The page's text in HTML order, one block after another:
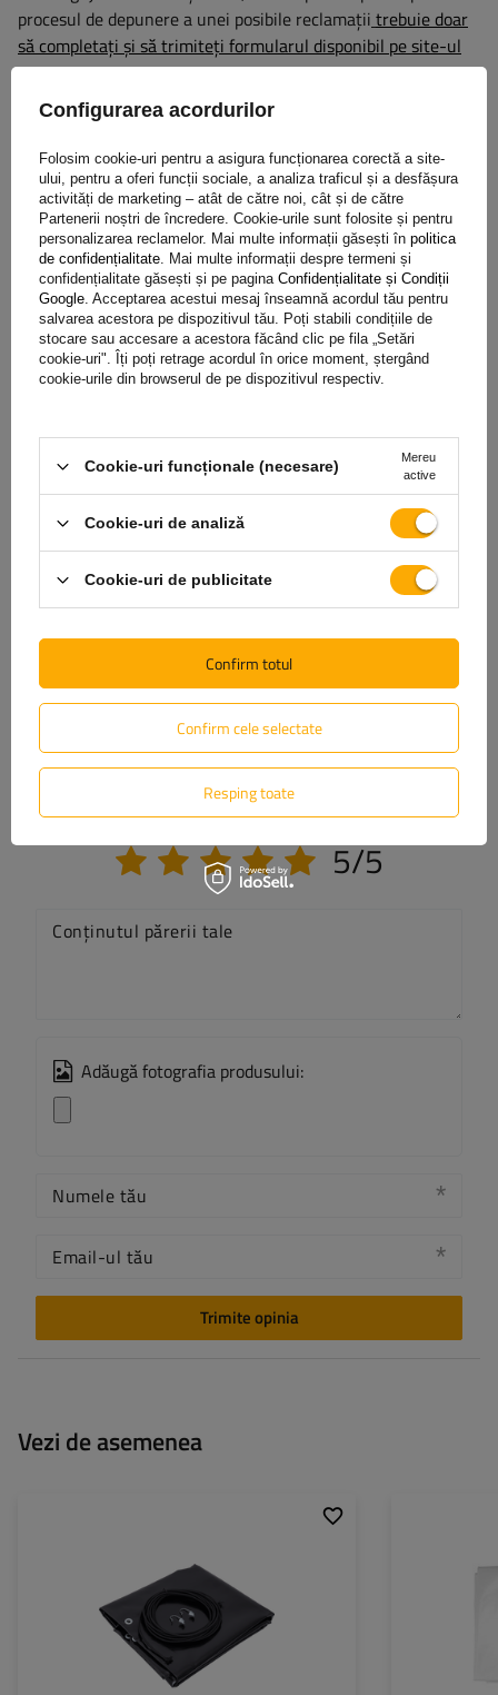
procesul de depunere a unei posibile reclamații trebuie doar
să completați și să trimiteți formularul disponibil pe site-ul
nostru.
Ajutor
Aveți întrebări despre selecția sau utilizarea produselor
noastre? Contactaţi-ne! Specialiștii Unitrailer vor fi bucuroși
să vă ofere orice informații.
+40 31 229 60 52 unitrailer@unitrailer.ro
Specificație
Livrare
Opinie(0)
Scrie-ți părerea
Opinia ta:
5/5
Conținutul părerii tale
Adăugă fotografia produsului:
Numele tău
Email-ul tău
Trimite opinia
Vezi de asemenea
Configurarea acordurilor
Folosim cookie-uri pentru a asigura funcționarea corectă a site-
ului, pentru a oferi funcții sociale, a analiza traficul și a desfășura
activități de marketing – atât de către noi, cât și de către
Partenerii noștri de încredere. Cookie-urile sunt folosite și pentru
personalizarea reclamelor. Mai multe informații găsești în politica
de confidențialitate. Mai multe informații despre termeni și
confidențialitate găsești și pe pagina Confidențialitate și Condiții
Google. Acceptarea acestui mesaj înseamnă acordul tău pentru
salvarea acestora pe dispozitivul tău. Poți stabili condițiile de
stocare sau accesare a acestora făcând clic pe fila „Setări
cookie-uri". Îți poți retrage acordul în orice moment, ștergând
cookie-urile din browserul de pe dispozitivul respectiv.
Cookie-uri funcționale (necesare)
Mereu
active
Cookie-uri de analiză
Cookie-uri de publicitate
Confirm cele selectate
Resping toate
Confirm totul